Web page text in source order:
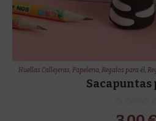
Huellas Callejeras,Papeleria,Regalos para él,